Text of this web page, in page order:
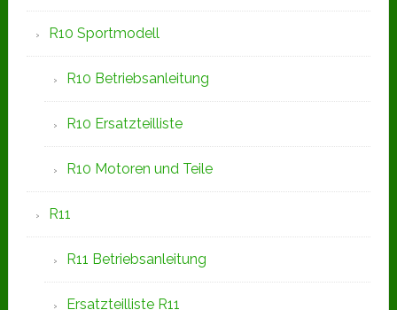
R10 Sportmodell
R10 Betriebsanleitung
R10 Ersatzteilliste
R10 Motoren und Teile
R11
R11 Betriebsanleitung
Ersatzteilliste R11